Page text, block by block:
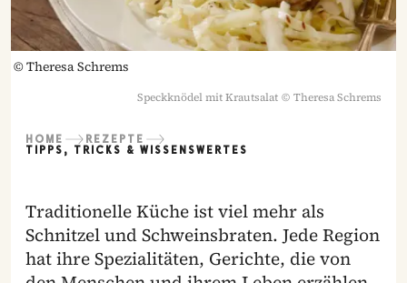
©Theresa Schrems
Speckknödel mit Krautsalat © Theresa Schrems
HOME
REZEPTE
TIPPS, TRICKS & WISSENSWERTES
Traditionelle Küche ist viel mehr als
Schnitzel und Schweinsbraten. Jede Region
hat ihre Spezialitäten, Gerichte, die von